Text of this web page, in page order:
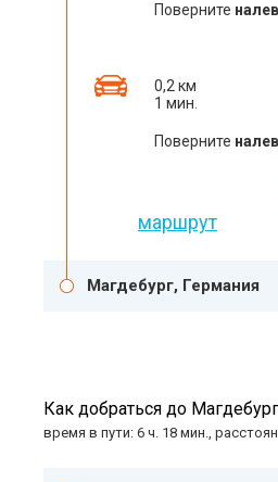
Поверните
0,2 км
1 мин.
Поверните
маршрут
Магдебург, Германия
Как добраться до
время в пути: 6 ч. 18 мин.,